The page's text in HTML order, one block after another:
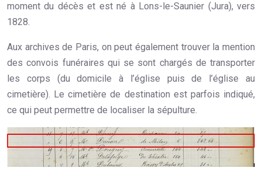
moment du décès et est né à Lons-le-Saunier (Jura), vers
1828.
Aux archives de Paris, on peut également trouver la mention
des convois funéraires qui se sont chargés de transporter
les corps (du domicile à l’église puis de l’église au
cimetière). Le cimetière de destination est parfois indiqué,
ce qui peut permettre de localiser la sépulture.